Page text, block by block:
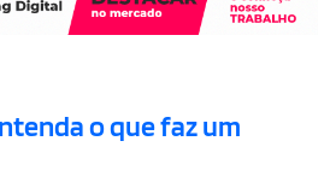
o que faz um